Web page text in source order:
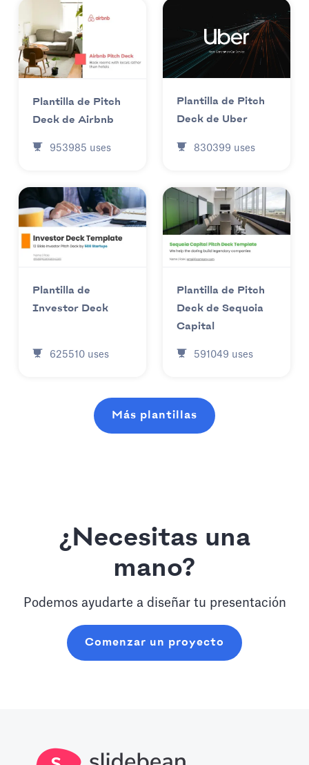
Plantilla de Pitch
Deck de Airbnb
953985 uses
Plantilla de Pitch
Deck de Uber
830399 uses
Plantilla de
Investor Deck
625510 uses
Plantilla de Pitch
Deck de Sequoia
Capital
591049 uses
Más plantillas
¿Necesitas una
mano?
Podemos ayudarte a diseñar tu presentación
Comenzar un proyecto